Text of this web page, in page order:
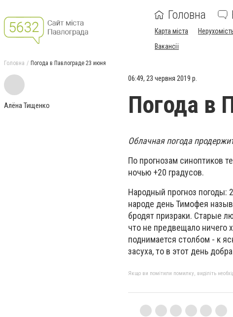
Головна
Карта міста
Вакансії
Головна Погода в Павлограде 23 июня
Алёна Тищенко
06:49, 23 червня 2019 р.
Погода в
Облачная погода
По прогнозам синоптиков
ночью +20 градусов.
Народный прогноз погоды:
народе день Тимофея
бродят призраки. Старые
что не предвещало ничего
поднимается столбом - к
засуха, то в этот день
Якщо ви помітили помилку, виділіть